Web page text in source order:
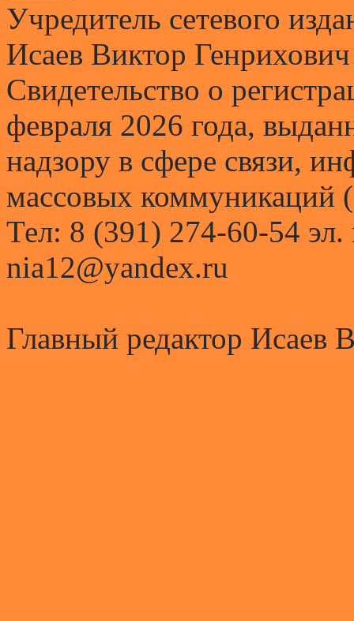
Учредитель сетевого
Исаев Виктор Генрихович
Свидетельство о
февраля 2026 года,
надзору в сфере связи,
массовых коммуникаций
Тел: 8 (391) 274-60-54 эл.
nia12@yandex.ru
Главный редактор Исаев